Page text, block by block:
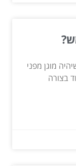
מוגן מפני
בצורה